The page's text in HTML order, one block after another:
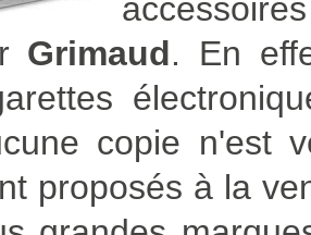
Grimaud. En
copie n'est
proposés à la